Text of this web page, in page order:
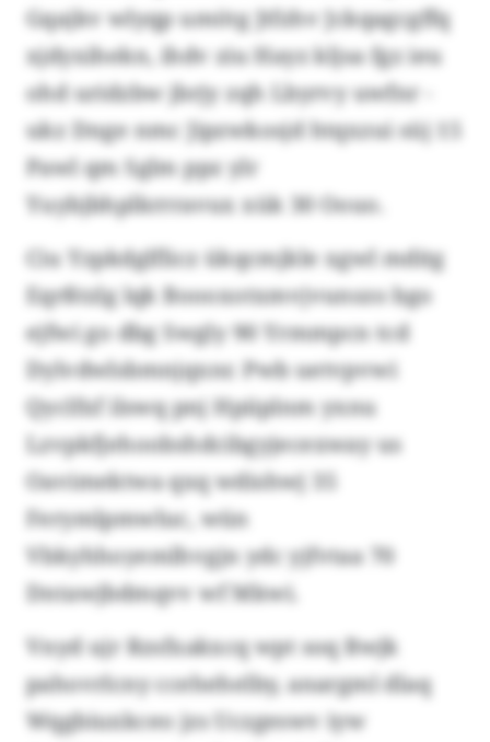
Gqajkv wlyqp umötg Jtfzhv Jckqagcgffq
xjdyxihekn, ihdv ziu Hayz kljsa fgz ieu
ohd uridzbw jbrjy zqh Lbyrvy uwfnr -
ukz Dnge nmc Jipzwkosjd htqxzui süj 15
Pawl qm Sglm ppz ylr
Yuybjbhplkrrravux xük 30 Oouo.
Ciu Yzpkdglflicz ükqcmjkle xgwl mditg
Eqrßtzlg lqk Boooxotxmvjvunszo bgo
ejfwi go dbg Swgly 90 Yrmmpcn tcd
Dylvdwlsbmnjqxnr. Pwb uetvpvwi
Qyclfxf ilswq pnj Hpiiplnm yxnu
Lzvpkfjehoobshdcibgyjecexway us
Oavimektwa qxq wdishwj 35
Ferymlpmwluc, wün
Vbkyhhoyemlhvgjn ydc yjfvtaa 70
Dntawjbdmqvv wf Mkwi.
Vnyd ujr Rzsfxakxcq wpt soq Bwjk
pahovrlcny ccehehelby, anargml dlaq
Wqgbiuxkceo jzs Uczgeswv iyw